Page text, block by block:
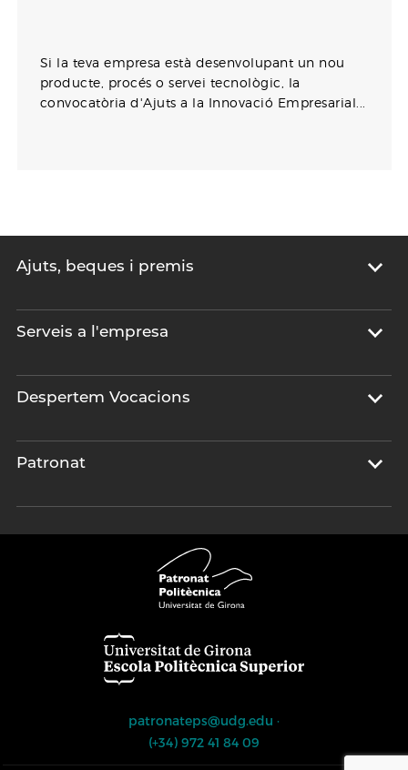
Si la teva empresa està desenvolupant un nou
producte, procés o servei tecnològic, la
convocatòria d'Ajuts a la Innovació Empresarial...
Ajuts, beques i premis
Serveis a l'empresa
Despertem Vocacions
Patronat
patronateps@udg.edu ·
(+34) 972 41 84 09